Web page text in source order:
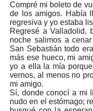
Compré mi boleto de
de los amigos. Había
regresiva y yo estaba
Regresé a Valladolid,
noche salimos a
San Sebastián todo
más ese hueco, mi
yo a ella la mía
vernos, al menos no
mi amigo.
Sí, donde conocí a mi
nudo en el estómago;